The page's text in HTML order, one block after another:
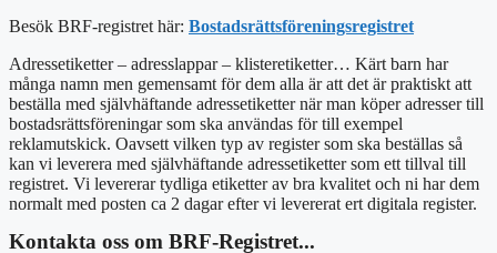
Besök BRF-registret här: Bostadsrättsföreningsregistret
Adressetiketter – adresslappar – klisteretiketter… Kärt barn har
många namn men gemensamt för dem alla är att det är praktiskt att
beställa med självhäftande adressetiketternär man köper adresser till
bostadsrättsföreningar som ska användas för till exempel
reklamutskick. Oavsett vilken typ av register som ska beställas så
kan vi leverera med självhäftande adressetiketter som ett tillval till
registret. Vi levererar tydliga etiketter av bra kvalitet och ni har dem
normalt med posten ca 2 dagar efter vi levererat ert digitala register.
Kontakta oss om BRF-Registret...